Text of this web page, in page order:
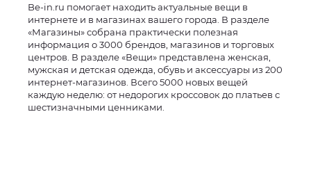
Be-in.ru помогает находить актуальные вещи в
интернете и в магазинах вашего города. В разделе
«Магазины» собрана практически полезная
информация о 3000 брендов, магазинов и торговых
центров. В разделе «Вещи» представлена женская,
мужская и детская одежда, обувь и аксессуары из 200
интернет-магазинов. Всего 5000 новых вещей
каждую неделю: от недорогих кроссовок до платьев с
шестизначными ценниками.